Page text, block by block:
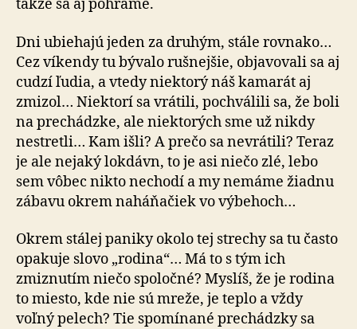
takže sa aj pohráme.
Dni ubiehajú jeden za druhým, stále rovnako…
Cez víkendy tu bývalo rušnejšie, objavovali sa aj
cudzí ľudia, a vtedy niektorý náš kamarát aj
zmizol… Niektorí sa vrátili, pochválili sa, že boli
na prechádzke, ale niektorých sme už nikdy
nestretli… Kam išli? A prečo sa nevrátili? Teraz
je ale nejaký lokdávn, to je asi niečo zlé, lebo
sem vôbec nikto nechodí a my nemáme žiadnu
zábavu okrem naháňačiek vo výbehoch…
Okrem stálej paniky okolo tej strechy sa tu často
opakuje slovo „rodina“… Má to s tým ich
zmiznutím niečo spoločné? Myslíš, že je rodina
to miesto, kde nie sú mreže, je teplo a vždy
voľný pelech? Tie spomínané prechádzky sa